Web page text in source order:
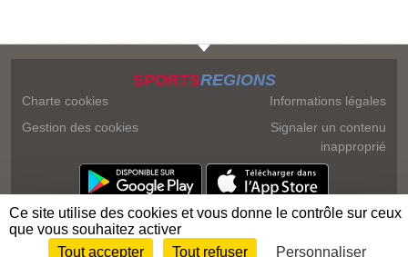
SPORTSREGIONS
Charte cookies
Gestion des cookies
Informations légales
Signaler un contenu
inapproprié
Envie de participer ? Connexion
Ce site utilise des cookies et vous donne le contrôle sur ceux
que vous souhaitez activer
Tout accepter
Tout refuser Personnaliser